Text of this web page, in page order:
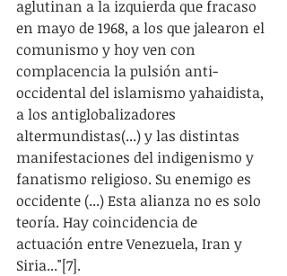
aglutinan a la izquierda que fracaso
en mayo de 1968, a los que jalearon el
comunismo y hoy ven con
complacencia la pulsión anti-
occidental del islamismo yahaidista,
a los antiglobalizadores
altermundistas(...) y las distintas
manifestaciones del indigenismo y
fanatismo religioso. Su enemigo es
occidente (...) Esta alianza no es solo
teoría. Hay coincidencia de
actuación entre Venezuela, Iran y
Siria..."[7].